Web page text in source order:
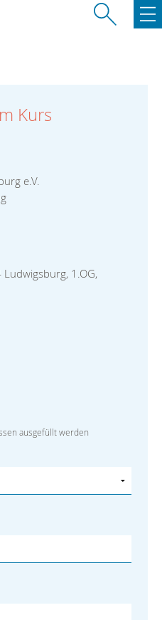
Kurs
e.V.
1.OG,
ausgefüllt werden